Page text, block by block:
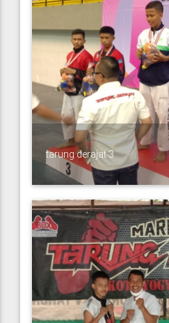
tarung derajat 3